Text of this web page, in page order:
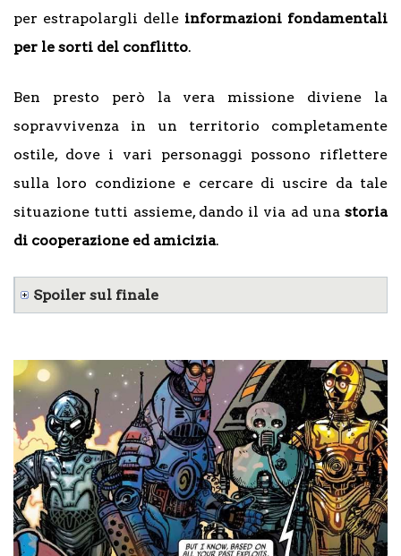
per estrapolargli delle informazioni fondamentali
per le sorti del conflitto.
Ben presto però la vera missione diviene la
sopravvivenza in un territorio completamente
ostile, dove i vari personaggi possono riflettere
sulla loro condizione e cercare di uscire da tale
situazione tutti assieme, dando il via ad una storia
di cooperazione ed amicizia.
Spoiler sul finale